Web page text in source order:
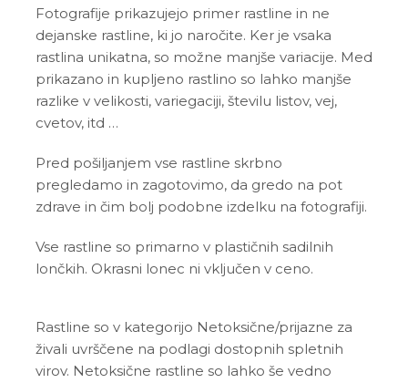
Fotografije prikazujejo primer rastline in ne
dejanske rastline, ki jo naročite. Ker je vsaka
rastlina unikatna, so možne manjše variacije. Med
prikazano in kupljeno rastlino so lahko manjše
razlike v velikosti, variegaciji, številu listov, vej,
cvetov, itd …
Pred pošiljanjem vse rastline skrbno
pregledamo in zagotovimo, da gredo na pot
zdrave in čim bolj podobne izdelku na fotografiji.
Vse rastline so primarno v plastičnih sadilnih
lončkih. Okrasni lonec ni vključen v ceno.
Rastline so v kategorijo Netoksične/prijazne za
živali uvrščene na podlagi dostopnih spletnih
virov. Netoksične rastline so lahko še vedno